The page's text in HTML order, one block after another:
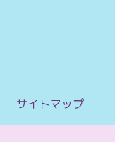
サイトマップ